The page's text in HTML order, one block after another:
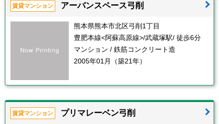
賃貸マンション アーバンスペース弓削
熊本県熊本市北区弓削1丁目
豊肥本線<阿蘇高原線>/武蔵塚駅/ 徒歩6分
マンション / 鉄筋コンクリート造
2005年01月（築21年）
賃貸マンション プリマレーベン弓削